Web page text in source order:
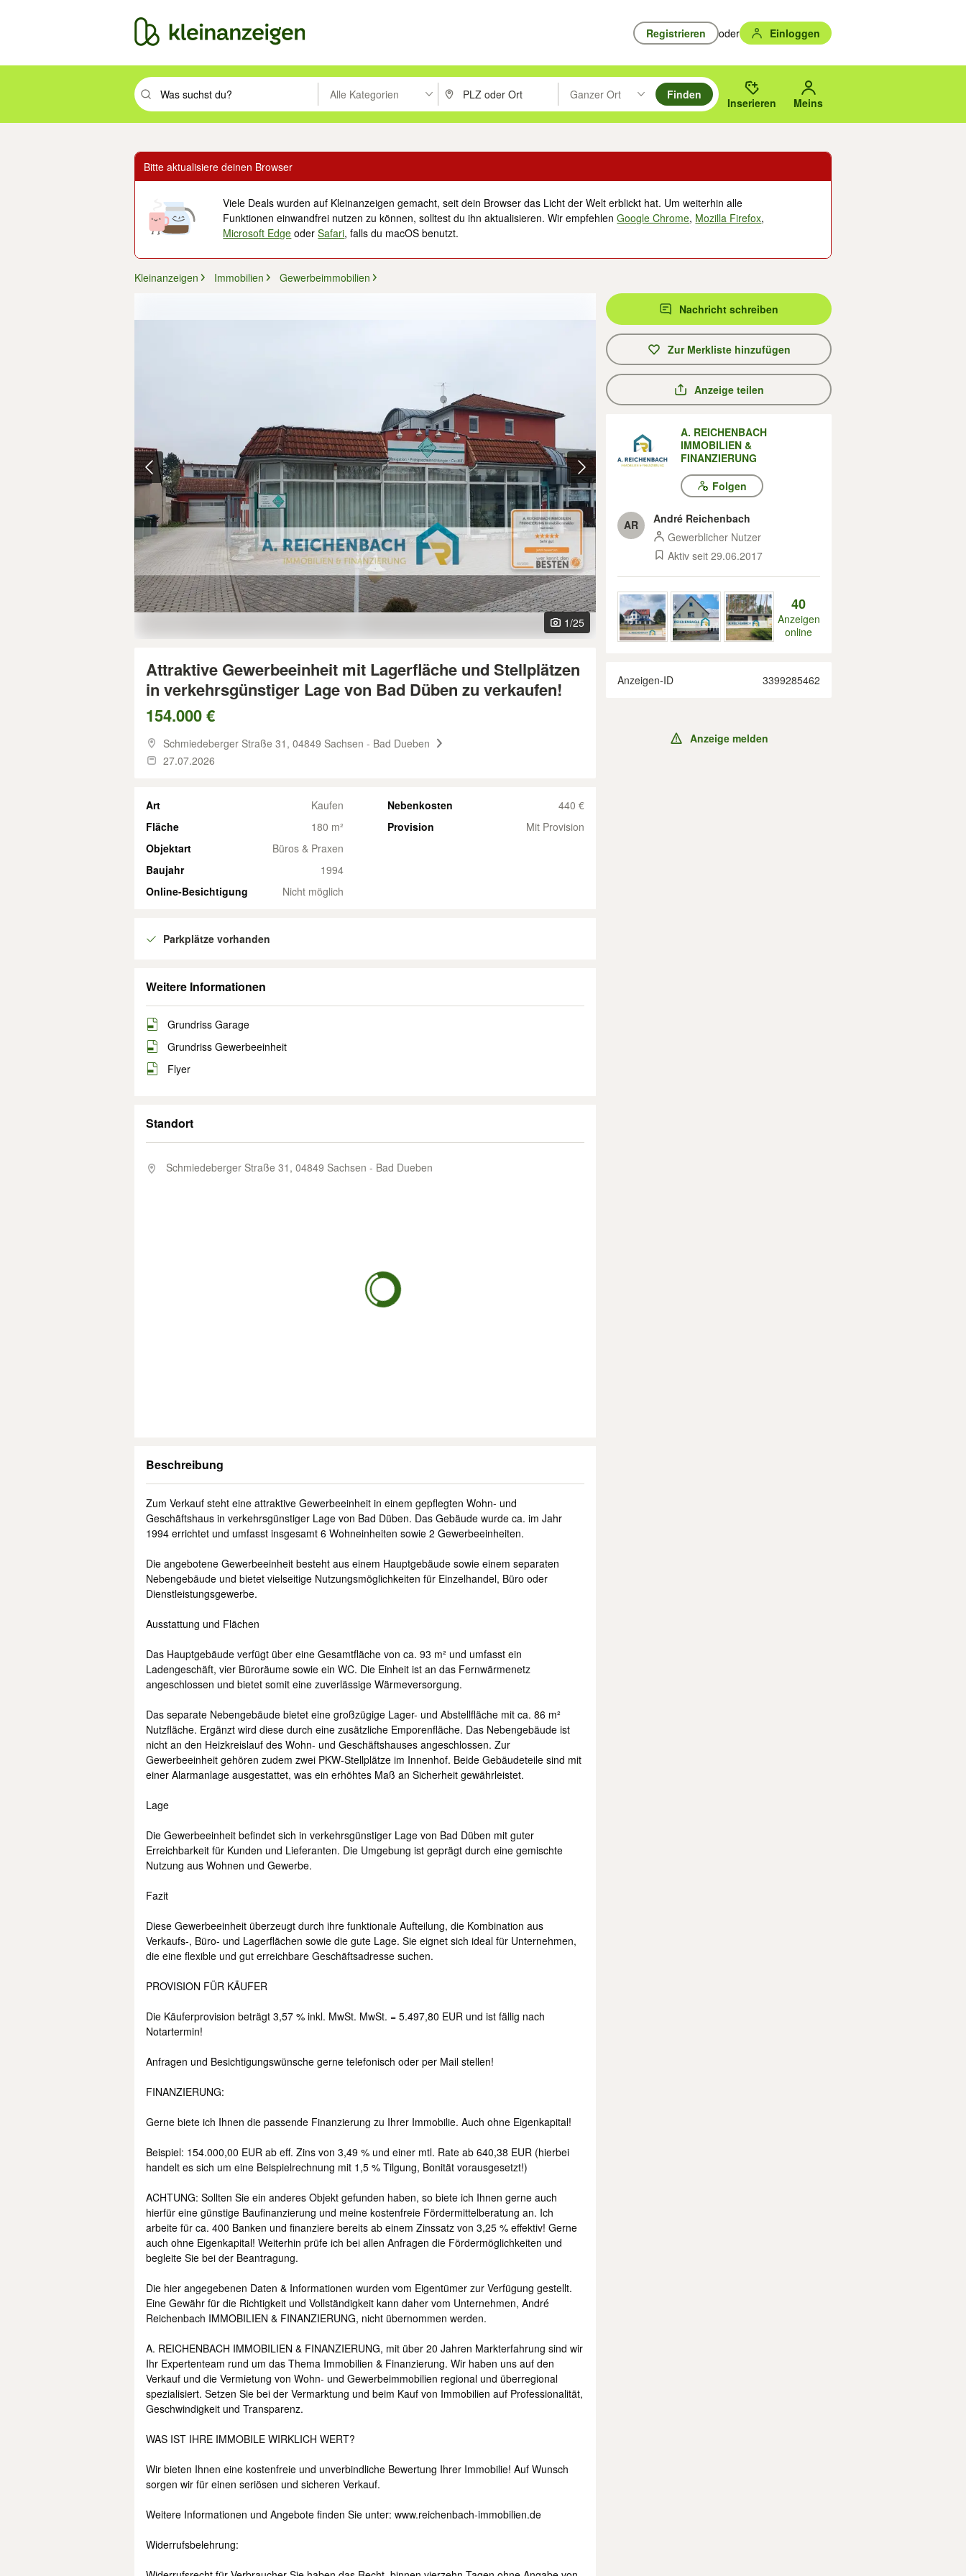
Registrieren oder Einloggen
Suchbegriff eingeben. Eingabetaste drücken um zu suchen, oder Vorschläge mit den Pfeiltasten nach oben/unten durchsuchen und mit Eingabetaste auswählen.
Alle Kategorien PLZ oder Ort eingeben. Eingabetaste drücken um zu suchen, oder Vorschläge mit den Pfeiltasten nach oben/
Ganzer Ort
Suche im Umkreis des gewählten Orts oder PLZ.
Finden
Inserieren Meins
Bitte aktualisiere deinen Browser
Viele Deals wurden auf Kleinanzeigen gemacht, seit dein Browser das Licht der Welt erblickt hat. Um weiterhin alle
Funktionen einwandfrei nutzen zu können, solltest du ihn aktualisieren. Wir empfehlenGoogle Chrome, Mozilla Firefox,
Microsoft Edge oderSafari, falls du macOS benutzt.
Kleinanzeigen Immobilien Gewerbeimmobilien
1/25
Attraktive Gewerbeeinheit mit Lagerfläche und Stellplätzen
in verkehrsgünstiger Lage von Bad Düben zu verkaufen!
154.000 €
Schmiedeberger Straße 31, 04849 Sachsen - Bad Dueben
27.07.2026
Art
Kaufen
Fläche
180 m²
Objektart
Büros & Praxen
Baujahr
1994
Online-Besichtigung
Nicht möglich
Nebenkosten
440 €
Provision
Mit Provision
Parkplätze vorhanden
Weitere Informationen
Grundriss Garage
Grundriss Gewerbeeinheit
Flyer
Standort
Schmiedeberger Straße 31, 04849 Sachsen - Bad Dueben
Beschreibung
Zum Verkauf steht eine attraktive Gewerbeeinheit in einem gepflegten Wohn- und
Geschäftshaus in verkehrsgünstiger Lage von Bad Düben. Das Gebäude wurde ca. im Jahr
1994 errichtet und umfasst insgesamt 6 Wohneinheiten sowie 2 Gewerbeeinheiten.
Die angebotene Gewerbeeinheit besteht aus einem Hauptgebäude sowie einem separaten
Nebengebäude und bietet vielseitige Nutzungsmöglichkeiten für Einzelhandel, Büro oder
Dienstleistungsgewerbe.
Ausstattung und Flächen
Das Hauptgebäude verfügt über eine Gesamtfläche von ca. 93 m² und umfasst ein
Ladengeschäft, vier Büroräume sowie ein WC. Die Einheit ist an das Fernwärmenetz
angeschlossen und bietet somit eine zuverlässige Wärmeversorgung.
Das separate Nebengebäude bietet eine großzügige Lager- und Abstellfläche mit ca. 86 m²
Nutzfläche. Ergänzt wird diese durch eine zusätzliche Emporenfläche. Das Nebengebäude ist
nicht an den Heizkreislauf des Wohn- und Geschäftshauses angeschlossen. Zur
Gewerbeeinheit gehören zudem zwei PKW-Stellplätze im Innenhof. Beide Gebäudeteile sind mit
einer Alarmanlage ausgestattet, was ein erhöhtes Maß an Sicherheit gewährleistet.
Lage
Die Gewerbeeinheit befindet sich in verkehrsgünstiger Lage von Bad Düben mit guter
Erreichbarkeit für Kunden und Lieferanten. Die Umgebung ist geprägt durch eine gemischte
Nutzung aus Wohnen und Gewerbe.
Fazit
Diese Gewerbeeinheit überzeugt durch ihre funktionale Aufteilung, die Kombination aus
Verkaufs-, Büro- und Lagerflächen sowie die gute Lage. Sie eignet sich ideal für Unternehmen,
die eine flexible und gut erreichbare Geschäftsadresse suchen.
PROVISION FÜR KÄUFER
Die Käuferprovision beträgt 3,57 % inkl. MwSt. MwSt. = 5.497,80 EUR und ist fällig nach
Notartermin!
Anfragen und Besichtigungswünsche gerne telefonisch oder per Mail stellen!
FINANZIERUNG:
Gerne biete ich Ihnen die passende Finanzierung zu Ihrer Immobilie. Auch ohne Eigenkapital!
Beispiel: 154.000,00 EUR ab eff. Zins von 3,49 % und einer mtl. Rate ab 640,38 EUR (hierbei
handelt es sich um eine Beispielrechnung mit 1,5 % Tilgung, Bonität vorausgesetzt!)
ACHTUNG: Sollten Sie ein anderes Objekt gefunden haben, so biete ich Ihnen gerne auch
hierfür eine günstige Baufinanzierung und meine kostenfreie Fördermittelberatung an. Ich
arbeite für ca. 400 Banken und finanziere bereits ab einem Zinssatz von 3,25 % effektiv! Gerne
auch ohne Eigenkapital! Weiterhin prüfe ich bei allen Anfragen die Fördermöglichkeiten und
begleite Sie bei der Beantragung.
Die hier angegebenen Daten & Informationen wurden vom Eigentümer zur Verfügung gestellt.
Eine Gewähr für die Richtigkeit und Vollständigkeit kann daher vom Unternehmen, André
Reichenbach IMMOBILIEN & FINANZIERUNG, nicht übernommen werden.
A. REICHENBACH IMMOBILIEN & FINANZIERUNG, mit über 20 Jahren Markterfahrung sind wir
Ihr Expertenteam rund um das Thema Immobilien & Finanzierung. Wir haben uns auf den
Verkauf und die Vermietung von Wohn- und Gewerbeimmobilien regional und überregional
spezialisiert. Setzen Sie bei der Vermarktung und beim Kauf von Immobilien auf Professionalität,
Geschwindigkeit und Transparenz.
WAS IST IHRE IMMOBILE WIRKLICH WERT?
Wir bieten Ihnen eine kostenfreie und unverbindliche Bewertung Ihrer Immobilie! Auf Wunsch
sorgen wir für einen seriösen und sicheren Verkauf.
Weitere Informationen und Angebote finden Sie unter: www.reichenbach-immobilien.de
Widerrufsbelehrung:
Nachricht schreiben
Zur Merkliste hinzufügen
Anzeige teilen
A. REICHENBACH
IMMOBILIEN &
FINANZIERUNG
Folgen
AR
André Reichenbach
Gewerblicher Nutzer
Aktiv seit 29.06.2017
40
Anzeigen
online
Anzeigen-ID 3399285462
Anzeige melden